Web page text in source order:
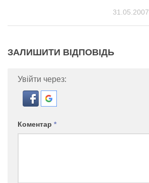
31.05.2007
ЗАЛИШИТИ ВІДПОВІДЬ
Увійти через:
Коментар *